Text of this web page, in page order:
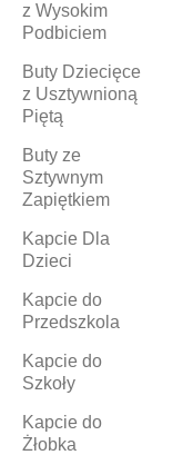
z Wysokim
Podbiciem
Buty Dziecięce
z Usztywnioną
Piętą
Buty ze
Sztywnym
Zapiętkiem
Kapcie Dla
Dzieci
Kapcie do
Przedszkola
Kapcie do
Szkoły
Kapcie do
Żłobka